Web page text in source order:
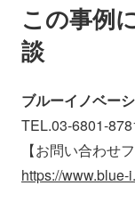
この事例
談
ブルーイノベー
TEL.03-6801-
【お問い合わせ
https://